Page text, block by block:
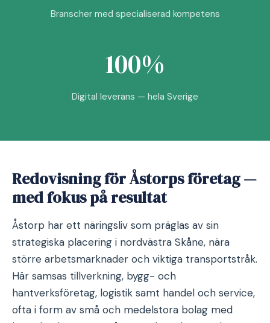
Branscher med specialiserad kompetens
100%
Digital leverans — hela Sverige
Redovisning för Åstorps företag —
med fokus på resultat
Åstorp har ett näringsliv som präglas av sin
strategiska placering i nordvästra Skåne, nära
större arbetsmarknader och viktiga transportstråk.
Här samsas tillverkning, bygg- och
hantverksföretag, logistik samt handel och service,
ofta i form av små och medelstora bolag med